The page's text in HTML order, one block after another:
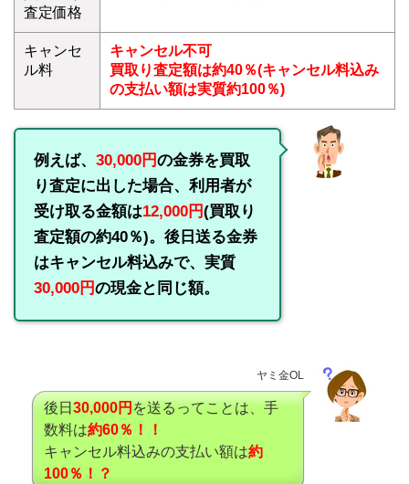
査定価格
キャンセ
ル料
キャンセル不可
買取り査定額は約40％(キャンセル料込み
の支払い額は実質約100％)
例えば、 30,000円の金券を買取
り査定に出した場合、利用者が
受け取る金額は12,000円(買取り
査定額の約40％)。後日送る金券
はキャンセル料込みで、実質
30,000円の現金と同じ額。
ヤミ金OL
後日30,000円を送るってことは、手
数料は約60％！！
キャンセル料込みの支払い額は約
100％！？